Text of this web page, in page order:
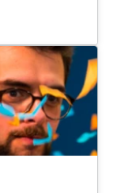
Vertrag
Vertrag von
machen wir es
offiziell.